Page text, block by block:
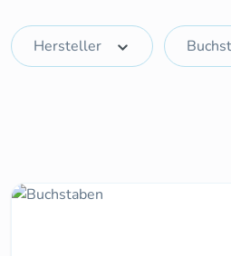
Hersteller